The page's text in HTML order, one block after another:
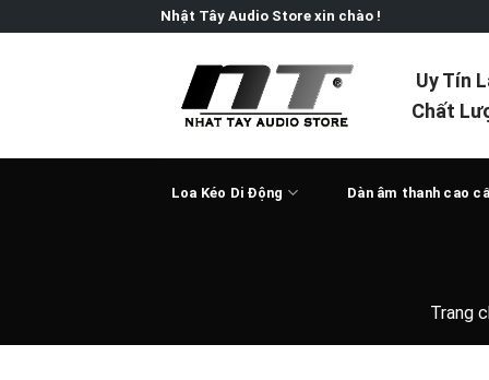
to
Nhật Tây Audio Store xin chào !
Uy Tín
Chất
Loa Kéo Di Động Dàn âm thanh cao
Trang